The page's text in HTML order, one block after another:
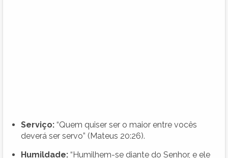
Serviço: “Quem quiser ser o maior entre vocês
deverá ser servo” (Mateus 20:26).
Humildade: “Humilhem-se diante do Senhor, e ele